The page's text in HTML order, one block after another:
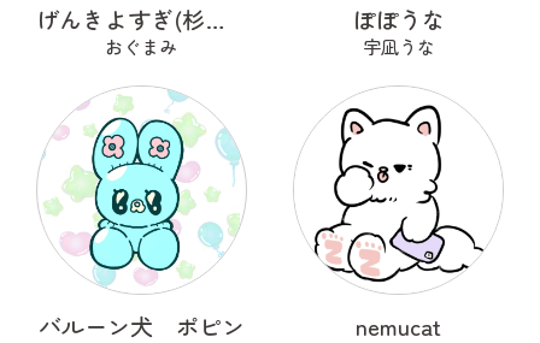
げんきよすぎ(杉の木)
おぐまみ
ぽぽうな
宇凪うな
バルーン犬 ポピン nemucat